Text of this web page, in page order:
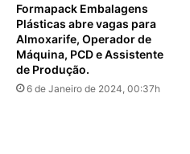
Formapack Embalagens
Plásticas abre vagas para
Almoxarife, Operador de
Máquina, PCD e Assistente
de Produção.
6 de Janeiro de 2024, 00:37h